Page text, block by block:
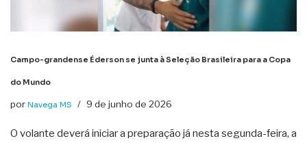
Campo-grandense Éderson se junta à Seleção Brasileira para a Copa
do Mundo
por Navega MS 9 de junho de 2026
O volante deverá iniciar a preparação já nesta segunda-feira, a